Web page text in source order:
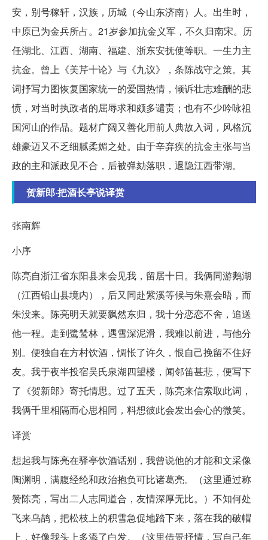
安，别号稼轩，汉族，历城（今山东济南）人。出生时，
中原已为金兵所占。21岁参加抗金义军，不久归南宋。历
任湖北、江西、湖南、福建、浙东安抚使等职。一生力主
抗金。曾上《美芹十论》与《九议》，条陈战守之策。其
词抒写力图恢复国家统一的爱国热情，倾诉壮志难酬的悲
愤，对当时执政者的屈辱求和颇多谴责；也有不少吟咏祖
国河山的作品。题材广阔又善化用前人典故入词，风格沉
雄豪迈又不乏细腻柔媚之处。由于辛弃疾的抗金主张与当
政的主和派政见不合，后被弹劾落职，退隐江西带湖。
贺新郎·把酒长亭说译赏
张南辉
小序
陈亮自浙江省东阳县来会见我，留居十日。我俩同游鹅湖
（江西铅山县境内），后又同赴紫溪等候与朱熹会晤，而
朱没来。陈亮明天就要飘然东归，我十分恋恋不舍，追送
他一程。走到鹭鸶林，遇雪深泥滑，我难以前进，与他分
别。便独自在方村饮酒，惆怅了许久，恨自己挽留不住好
友。我于夜半投宿吴氏泉湖四望楼，闻邻笛甚悲，便写下
了《贺新郎》寄托情思。过了五天，陈亮来信索取此词，
我俩千里相隔而心思相同，料想彼此会发出会心的微笑。
译赏
想起我与陈亮在驿亭饮酒话别，我曾说他的才能和文采像
陶渊明，满腹经纶和政治抱负可比诸葛亮。（这里通过称
赞陈亮，写出二人志同道合，友情深厚无比。）不知何处
飞来乌鹊，把松枝上的积雪急促地踏下来，落在我的破帽
上，好像我头上多添了白发。（这里借景抒情，写自己年